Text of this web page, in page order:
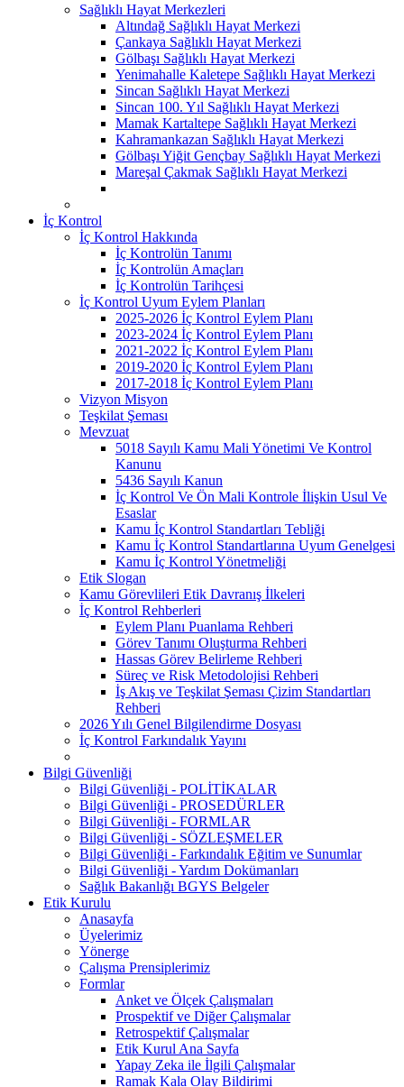
Sağlıklı Hayat Merkezleri
Altındağ Sağlıklı Hayat Merkezi
Çankaya Sağlıklı Hayat Merkezi
Gölbaşı Sağlıklı Hayat Merkezi
Yenimahalle Kaletepe Sağlıklı Hayat Merkezi
Sincan Sağlıklı Hayat Merkezi
Sincan 100. Yıl Sağlıklı Hayat Merkezi
Mamak Kartaltepe Sağlıklı Hayat Merkezi
Kahramankazan Sağlıklı Hayat Merkezi
Gölbaşı Yiğit Gençbay Sağlıklı Hayat Merkezi
Mareşal Çakmak Sağlıklı Hayat Merkezi
İç Kontrol
İç Kontrol Hakkında
İç Kontrolün Tanımı
İç Kontrolün Amaçları
İç Kontrolün Tarihçesi
İç Kontrol Uyum Eylem Planları
2025-2026 İç Kontrol Eylem Planı
2023-2024 İç Kontrol Eylem Planı
2021-2022 İç Kontrol Eylem Planı
2019-2020 İç Kontrol Eylem Planı
2017-2018 İç Kontrol Eylem Planı
Vizyon Misyon
Teşkilat Şeması
Mevzuat
5018 Sayılı Kamu Mali Yönetimi Ve Kontrol
Kanunu
5436 Sayılı Kanun
İç Kontrol Ve Ön Mali Kontrole İlişkin Usul Ve
Esaslar
Kamu İç Kontrol Standartları Tebliği
Kamu İç Kontrol Standartlarına Uyum Genelgesi
Kamu İç Kontrol Yönetmeliği
Etik Slogan
Kamu Görevlileri Etik Davranış İlkeleri
İç Kontrol Rehberleri
Eylem Planı Puanlama Rehberi
Görev Tanımı Oluşturma Rehberi
Hassas Görev Belirleme Rehberi
Süreç ve Risk Metodolojisi Rehberi
İş Akış ve Teşkilat Şeması Çizim Standartları
Rehberi
2026 Yılı Genel Bilgilendirme Dosyası
İç Kontrol Farkındalık Yayını
Bilgi Güvenliği
Bilgi Güvenliği - POLİTİKALAR
Bilgi Güvenliği - PROSEDÜRLER
Bilgi Güvenliği - FORMLAR
Bilgi Güvenliği - SÖZLEŞMELER
Bilgi Güvenliği - Farkındalık Eğitim ve Sunumlar
Bilgi Güvenliği - Yardım Dokümanları
Sağlık Bakanlığı BGYS Belgeler
Etik Kurulu
Anasayfa
Üyelerimiz
Yönerge
Çalışma Prensiplerimiz
Formlar
Anket ve Ölçek Çalışmaları
Prospektif ve Diğer Çalışmalar
Retrospektif Çalışmalar
Etik Kurul Ana Sayfa
Yapay Zeka ile İlgili Çalışmalar
Ramak Kala Olay Bildirimi